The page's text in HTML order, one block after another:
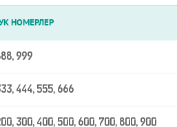
НОМЕРЛЕР
999
444, 555, 666
300, 400, 500, 600, 700, 800, 900